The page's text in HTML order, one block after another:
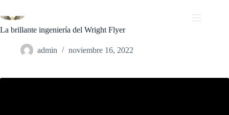
contenido
La brillante ingeniería del Wright Flyer
admin noviembre 16, 2022